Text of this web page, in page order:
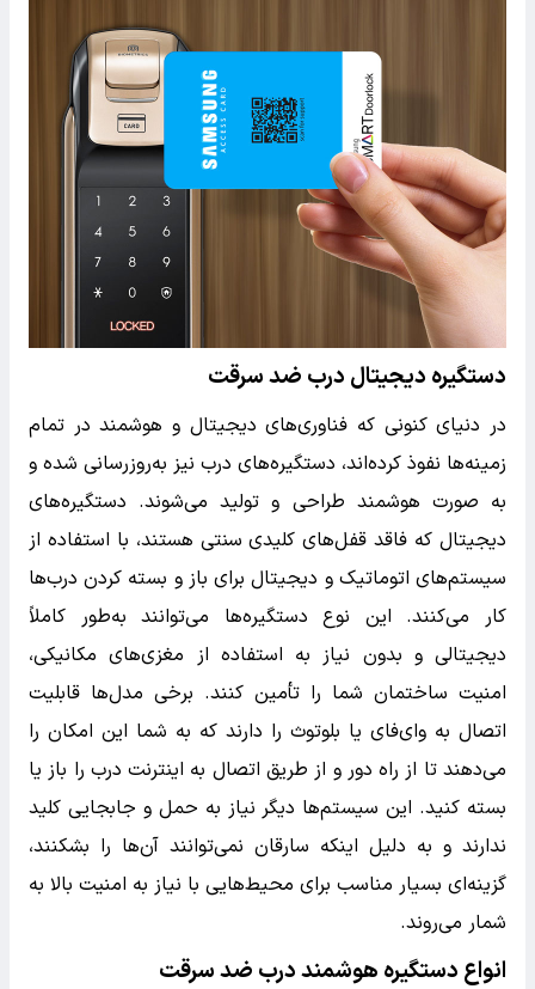
دستگیره دیجیتال درب ضد سرقت
در دنیای کنونی که فناوری‌های دیجیتال و هوشمند در تمام
زمینه‌ها نفوذ کرده‌اند، دستگیره‌های درب نیز به‌روزرسانی شده و
به صورت هوشمند طراحی و تولید می‌شوند. دستگیره‌های
دیجیتال که فاقد قفل‌های کلیدی سنتی هستند، با استفاده از
سیستم‌های اتوماتیک و دیجیتال برای باز و بسته کردن درب‌ها
کار می‌کنند. این نوع دستگیره‌ها می‌توانند به‌طور کاملاً
دیجیتالی و بدون نیاز به استفاده از مغزی‌های مکانیکی،
امنیت ساختمان شما را تأمین کنند. برخی مدل‌ها قابلیت
اتصال به وای‌فای یا بلوتوث را دارند که به شما این امکان را
می‌دهند تا از راه دور و از طریق اتصال به اینترنت درب را باز یا
بسته کنید. این سیستم‌ها دیگر نیاز به حمل و جابجایی کلید
ندارند و به دلیل اینکه سارقان نمی‌توانند آن‌ها را بشکنند،
گزینه‌ای بسیار مناسب برای محیط‌هایی با نیاز به امنیت بالا به
شمار می‌روند.
انواع دستگیره هوشمند درب ضد سرقت